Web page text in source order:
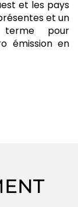
et les pays
et un
pour
émission en